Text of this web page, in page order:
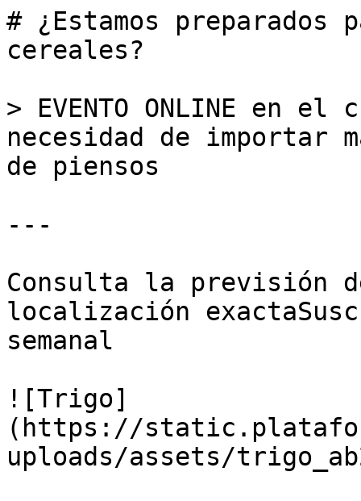
# ¿Estamos preparados
cereales?
> EVENTO ONLINE en
necesidad de importar
de piensos
---
Consulta la previsión
localización
semanal
![Trigo]
(https://
uploads/assets/